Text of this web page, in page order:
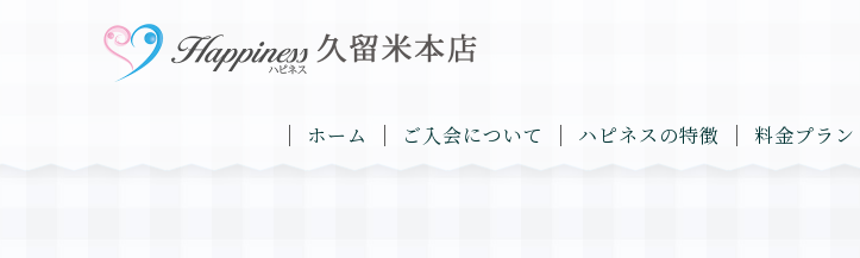
ホーム ご入会について ハピネスの特徴 料金プラン